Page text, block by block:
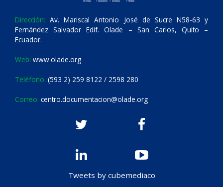
Dirección: Av. Mariscal Antonio José de Sucre N58-63 y
Fernández Salvador Edif. Olade – San Carlos, Quito –
Ecuador.
Web: www.olade.org
Teléfono: (593 2) 259 8122 / 2598 280
Correo: centro.documentacion@olade.org
Tweets by cubemediaco